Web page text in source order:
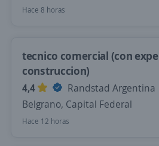
Hace 8 horas
tecnico comercial (con
construccion)
4,4
Randstad Argentina
Belgrano, Capital Federal
Hace 12 horas